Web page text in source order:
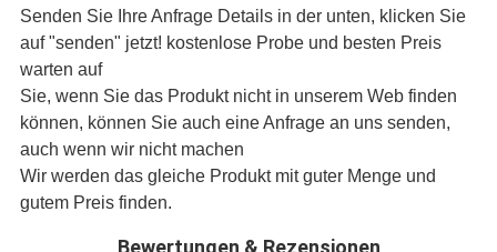
Senden Sie Ihre Anfrage Details in der unten, klicken Sie
auf "senden" jetzt! kostenlose Probe und besten Preis
warten auf
Sie, wenn Sie das Produkt nicht in unserem Web finden
können, können Sie auch eine Anfrage an uns senden,
auch wenn wir nicht machen
Wir werden das gleiche Produkt mit guter Menge und
gutem Preis finden.
Bewertungen & Rezensionen